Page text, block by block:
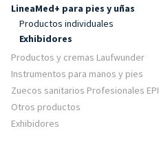
LineaMed+ para pies y uñas
Productos individuales
Exhibidores
Productos y cremas Laufwunder
Instrumentos para manos y pies
Zuecos sanitarios Profesionales EPI
Otros productos
Exhibidores